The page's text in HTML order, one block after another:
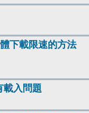
下載限速的方法
入問題